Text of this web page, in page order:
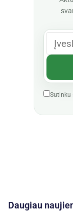
Sutinku
Daugiau